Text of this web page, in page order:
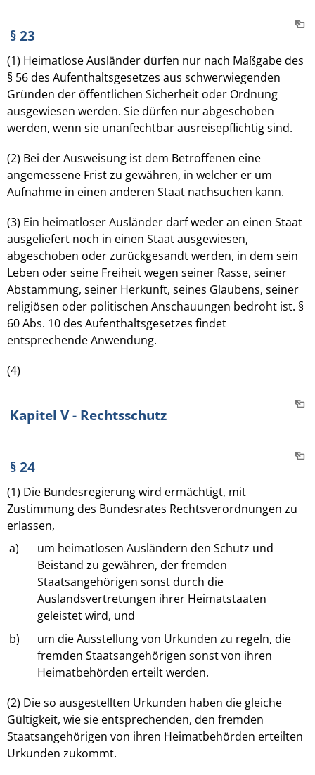
§ 23
(1) Heimatlose Ausländer dürfen nur nach Maßgabe des
§ 56 des Aufenthaltsgesetzes aus schwerwiegenden
Gründen der öffentlichen Sicherheit oder Ordnung
ausgewiesen werden. Sie dürfen nur abgeschoben
werden, wenn sie unanfechtbar ausreisepflichtig sind.
(2) Bei der Ausweisung ist dem Betroffenen eine
angemessene Frist zu gewähren, in welcher er um
Aufnahme in einen anderen Staat nachsuchen kann.
(3) Ein heimatloser Ausländer darf weder an einen Staat
ausgeliefert noch in einen Staat ausgewiesen,
abgeschoben oder zurückgesandt werden, in dem sein
Leben oder seine Freiheit wegen seiner Rasse, seiner
Abstammung, seiner Herkunft, seines Glaubens, seiner
religiösen oder politischen Anschauungen bedroht ist. §
60 Abs. 10 des Aufenthaltsgesetzes findet
entsprechende Anwendung.
(4)
Kapitel V - Rechtsschutz
§ 24
(1) Die Bundesregierung wird ermächtigt, mit
Zustimmung des Bundesrates Rechtsverordnungen zu
erlassen,
a)
um heimatlosen Ausländern den Schutz und
Beistand zu gewähren, der fremden
Staatsangehörigen sonst durch die
Auslandsvertretungen ihrer Heimatstaaten
geleistet wird, und
b)
um die Ausstellung von Urkunden zu regeln, die
fremden Staatsangehörigen sonst von ihren
Heimatbehörden erteilt werden.
(2) Die so ausgestellten Urkunden haben die gleiche
Gültigkeit, wie sie entsprechenden, den fremden
Staatsangehörigen von ihren Heimatbehörden erteilten
Urkunden zukommt.